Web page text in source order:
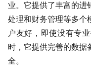
业。它提供了丰富的进
处理和财务管理等多个
户友好，即使没有专
时，它提供完善的数据
全。